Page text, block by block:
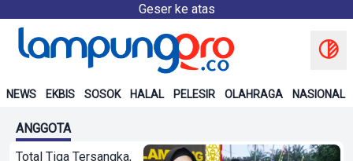
Geser ke atas
NEWS EKBIS SOSOK HALAL PELESIR OLAHRAGA NASIONAL
ANGGOTA
Total Tiga Tersangka,